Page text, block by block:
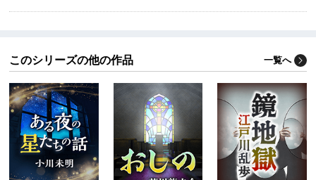
このシリーズの他の作品 一覧へ